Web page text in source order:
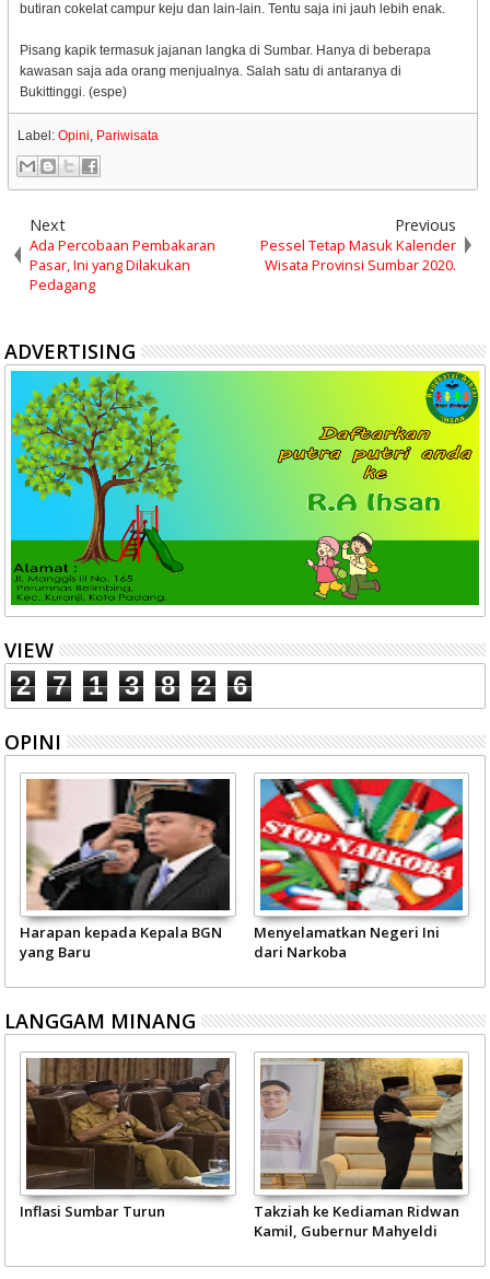
butiran cokelat campur keju dan lain-lain. Tentu saja ini jauh lebih enak.
Pisang kapik termasuk jajanan langka di Sumbar. Hanya di beberapa
kawasan saja ada orang menjualnya. Salah satu di antaranya di
Bukittinggi. (espe)
Label: Opini, Pariwisata
Next
Ada Percobaan Pembakaran
Pasar, Ini yang Dilakukan
Pedagang
Previous
Pessel Tetap Masuk Kalender
Wisata Provinsi Sumbar 2020.
ADVERTISING
VIEW
2 7 1 3 8 2 6
OPINI
Harapan kepada Kepala BGN
yang Baru
Menyelamatkan Negeri Ini
dari Narkoba
LANGGAM MINANG
Inflasi Sumbar Turun
Takziah ke Kediaman Ridwan
Kamil, Gubernur Mahyeldi